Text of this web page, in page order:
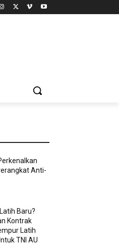
Anti-
Baru?
Kontrak
Latih
TNI AU